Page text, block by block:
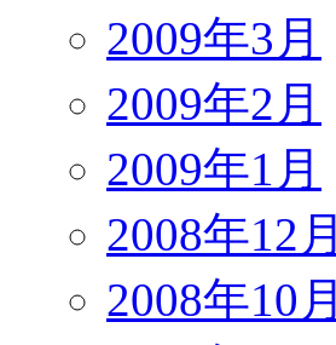
2009年3月
2009年2月
2009年1月
2008年12月
2008年10月